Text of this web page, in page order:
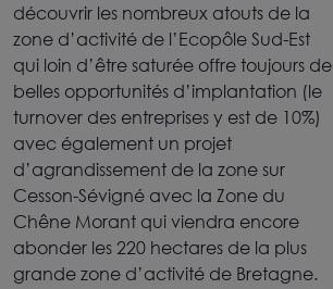
découvrir les nombreux atouts de la
zone d’activité de l’Ecopôle Sud-Est
qui loin d’être saturée offre toujours de
belles opportunités d’implantation (le
turnover des entreprises y est de 10%)
avec également un projet
d’agrandissement de la zone sur
Cesson-Sévigné avec la Zone du
Chêne Morant qui viendra encore
abonder les 220 hectares de la plus
grande zone d’activité de Bretagne.